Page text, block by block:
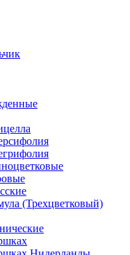
(Трехцветковый)